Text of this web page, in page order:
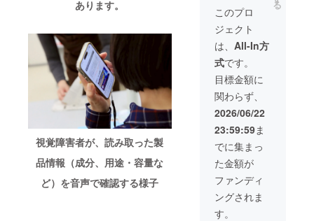
あります。
視覚障害者が、読み取った製
品情報（成分、用途・容量な
ど）を音声で確認する様子
障がいを持
たれた方々
が、どんど
ん外に出て
活躍できる
時代。
急速に進む
共生社会の
なかで、
様々な特性
を持ったお
客様をお迎
支援
「やさ
しい声
リーフ
レッ
ト」の
普及活
動およ
覚障害
者支援
活動に
活用さ
せてい
ただき
ます。
も安心
参加い
ただけ
る内容
です。
※Zoom
を使用
したオ
ンライ
（30
分）
※Zoom
の基本
操作が
可能な
方を対
カー
ド”を、
フルコ
ンプ
リート
でお届
けしま
す。 さ
らに、
10枚の
うち1枚
に
は、“激
レア・
点字で
作った
ハー
ト”入り
演で
は、障
害者へ
の「合
理的配
慮」や
SDGs、
相互理
解の大
切さに
つい
て、実
体験を
交えて
お伝え
しま
す。 現
場での
はB）を
200枚お
届けし
ます。
学校や
施設で
の配
布・教
材とし
てご活
用いた
だける
ほか、
JBB代
表 佐藤
優子に
よる講
演を実
る
このプロ
ジェクト
は、 All-In方
式です。
目標金額に
関わらず、
2026/06/22
23:59:59ま
でに集まっ
た金額が
ファンディ
ングされま
す。